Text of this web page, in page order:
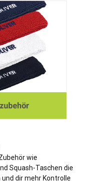
wie
Squash-Taschen die
dir mehr Kontrolle